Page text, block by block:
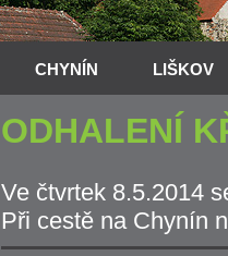
CHYNÍN LIŠKOV
ODHALENÍ
Ve čtvrtek 8.5.2014
Při cestě na Chynín